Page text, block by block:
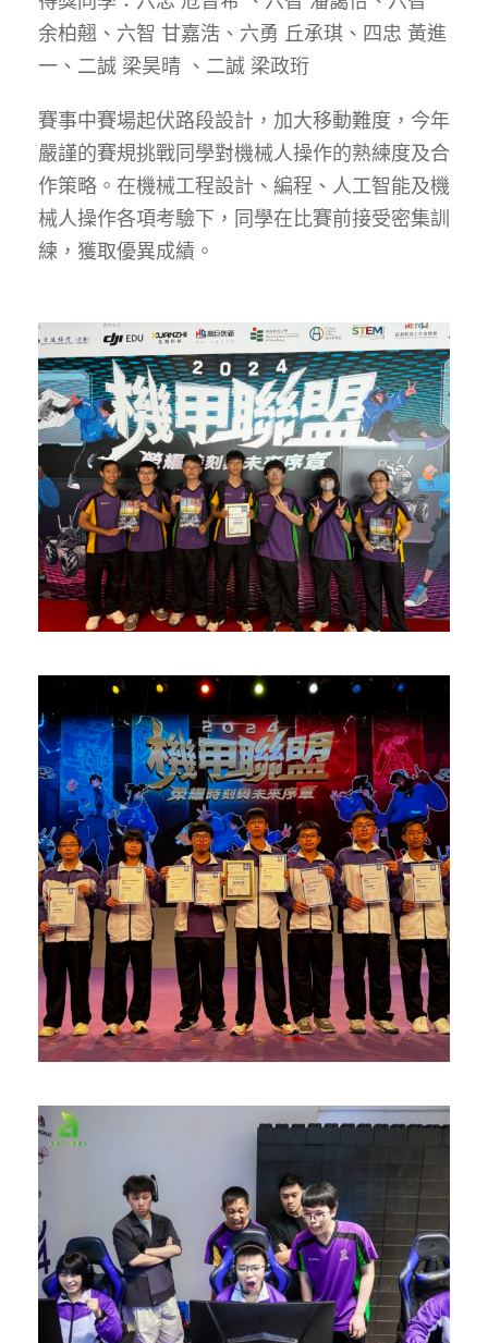
余柏翹、六智 甘嘉浩、六勇 丘承琪、四忠 黃進
一、二誠 梁昊晴 、二誠 梁政珩
賽事中賽場起伏路段設計，加大移動難度，今年
嚴謹的賽規挑戰同學對機械人操作的熟練度及合
作策略。在機械工程設計、編程、人工智能及機
械人操作各項考驗下，同學在比賽前接受密集訓
練，獲取優異成績。